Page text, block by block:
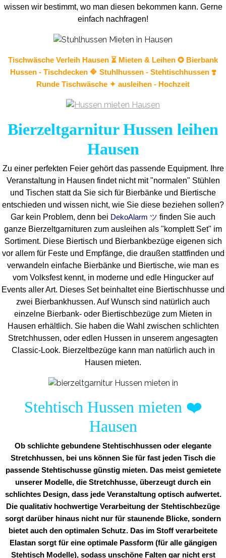
wissen wir bestimmt, wo man diesen bekommen kann. Gerne
einfach nachfragen!
Tischwäsche Verleih Hausen ⏳ Mieten & Leihen ✪ Bierbank
Hussen - Tischdecken 🔷 Stuhlhussen - Stehtischhussen ❣️
Runde Tischwäsche ✦ ausleihen - Hochzeit
Bierzeltgarnitur Hussen leihen
Hausen
Zu einer perfekten Feier gehört das passende Equipment.
Ihre
Veranstaltung in Hausen findet nicht mit "normalen" Stühlen
und Tischen statt da Sie sich für Bierbänke und Biertische
entschieden und wissen nicht, wie Sie diese beziehen sollen?
Gar kein Problem, denn bei DekoAlarm ツ finden Sie auch
ganze Bierzeltgarnituren zum ausleihen als "komplett Set" im
Sortiment. Diese Biertisch und Bierbankbezüge eigenen sich
vor allem für Feste und Empfänge, die draußen stattfinden und
verwandeln einfache Bierbänke und Biertische, wie man es
vom Volksfest kennt, in moderne und edle Hingucker auf
Events aller Art. Dieses Set beinhaltet eine Biertischhusse und
zwei Bierbankhussen. Auf Wunsch sind natürlich auch
einzelne Bierbank- oder Biertischbezüge zum Mieten in
Hausen erhältlich. Sie haben die Wahl zwischen schlichten
Stretchhussen, oder edlen Hussen in unserem angesagten
Classic-Look. Bierzeltbezüge kann man natürlich auch in
Hausen mieten.
Stehtisch Hussen mieten ❤️
Hausen
Ob schlichte gebundene Stehtischhussen oder elegante
Stretchhussen, bei uns können Sie für fast jeden Tisch die
passende Stehtischusse günstig mieten. Das meist gemietete
unserer Modelle, die Stretchhusse, überzeugt durch ein
schlichtes Design, dass jede Veranstaltung optisch aufwertet.
Die qualitativ hochwertige Verarbeitung der Stehtischbezüge
sorgt darüber hinaus nicht nur für staunende Blicke, sondern
bietet auch den optimalen Schutz. Das im Stoff verarbeitete
Elastan sorgt für eine optimale Passform (für alle gängigen
Stehtisch Modelle), sodass unschöne Falten gar nicht erst